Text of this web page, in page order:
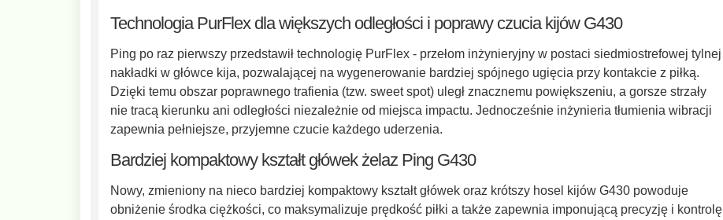
Technologia PurFlex dla większych odległości i poprawy czucia kijów G430
Ping po raz pierwszy przedstawił technologię PurFlex - przełom inżynieryjny w postaci siedmiostrefowej tylnej
nakładki w główce kija, pozwalającej na wygenerowanie bardziej spójnego ugięcia przy kontakcie z piłką.
Dzięki temu obszar poprawnego trafienia (tzw. sweet spot) uległ znacznemu powiększeniu, a gorsze strzały
nie tracą kierunku ani odległości niezależnie od miejsca impactu. Jednocześnie inżynieria tłumienia wibracji
zapewnia pełniejsze, przyjemne czucie każdego uderzenia.
Bardziej kompaktowy kształt główek żelaz Ping G430
Nowy, zmieniony na nieco bardziej kompaktowy kształt główek oraz krótszy hosel kijów G430 powoduje
obniżenie środka ciężkości, co maksymalizuje prędkość piłki a także zapewnia imponującą precyzję i kontrolę